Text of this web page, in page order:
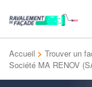
Accueil > Trouver un
Société MA RENOV